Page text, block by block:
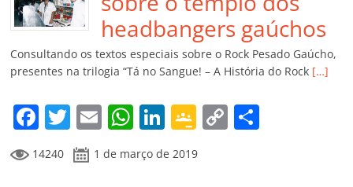
o
k
p a
ss
ro
o
m
k h
ar
headbangers gaúchos
Consultando os textos especiais sobre o Rock Pesado Gaúcho,
presentes na trilogia “Tá no Sangue! – A História do Rock […]
F
a
c
T
w
itt
E
m
ai
W
at
Li
n
k
G
o
o
C
14240 1 de março de 2019